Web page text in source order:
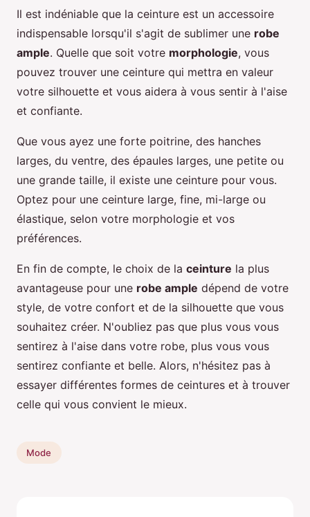
Il est indéniable que la ceinture est un accessoire
indispensable lorsqu'il s'agit de sublimer une robe
ample. Quelle que soit votre morphologie, vous
pouvez trouver une ceinture qui mettra en valeur
votre silhouette et vous aidera à vous sentir à l'aise
et confiante.
Que vous ayez une forte poitrine, des hanches
larges, du ventre, des épaules larges, une petite ou
une grande taille, il existe une ceinture pour vous.
Optez pour une ceinture large, fine, mi-large ou
élastique, selon votre morphologie et vos
préférences.
En fin de compte, le choix de la ceinture la plus
avantageuse pour une robe ample dépend de votre
style, de votre confort et de la silhouette que vous
souhaitez créer. N'oubliez pas que plus vous vous
sentirez à l'aise dans votre robe, plus vous vous
sentirez confiante et belle. Alors, n'hésitez pas à
essayer différentes formes de ceintures et à trouver
celle qui vous convient le mieux.
Mode